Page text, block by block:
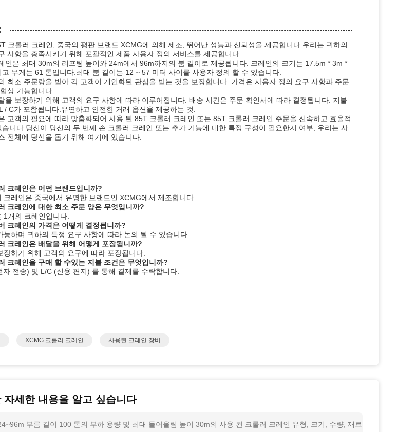
크롤러 크레인, 중국의 평판 브랜드 XCMG에 의해 제조, 뛰어난 성능과 신뢰성을 제공합니다.우리는 귀하의
사항을 충족시키기 위해 포괄적인 제품 사용자 정의 서비스를 제공합니다.
인은 최대 30m의 리프팅 높이와 24m에서 96m까지의 붐 길이로 제공됩니다. 크레인의 크기는 17.5m * 3m *
무게는 61 톤입니다.최대 붐 길이는 12 ~ 57 미터 사이를 사용자 정의 할 수 있습니다.
최소 주문량을 받아 각 고객이 개인화된 관심을 받는 것을 보장합니다. 가격은 사용자 정의 요구 사항과 주문
상 가능합니다.
을 보장하기 위해 고객의 요구 사항에 따라 이루어집니다. 배송 시간은 주문 확인서에 따라 결정됩니다. 지불
/ C가 포함됩니다.유연하고 안전한 거래 옵션을 제공하는 것.
고객의 필요에 따라 맞춤화되어 사용 된 85T 크롤러 크레인 또는 85T 크롤러 크레인 주문을 신속하고 효율적
습니다.당신이 당신의 두 번째 손 크롤러 크레인 또는 추가 기능에 대한 특정 구성이 필요한지 여부, 우리는 사
전체에 당신을 돕기 위해 여기에 있습니다.
크레인은 어떤 브랜드입니까?
크레인은 중국에서 유명한 브랜드인 XCMG에서 제조합니다.
크레인에 대한 최소 주문 양은 무엇입니까?
1개의 크레인입니다.
크레인의 가격은 어떻게 결정됩니까?
능하며 귀하의 특정 요구 사항에 따라 논의 될 수 있습니다.
크레인은 배달을 위해 어떻게 포장됩니까?
장하기 위해 고객의 요구에 따라 포장됩니다.
크레인을 구매 할 수있는 지불 조건은 무엇입니까?
전송) 및 L/C (신용 편지) 를 통해 결제를 수락합니다.
XCMG 크롤러 크레인 사용된 크레인 장비
자세한 내용을 알고 싶습니다
부름 길이 100 톤의 부하 용량 및 최대 들어올림 높이 30m의 사용 된 크롤러 크레인 유형, 크기, 수량, 재료